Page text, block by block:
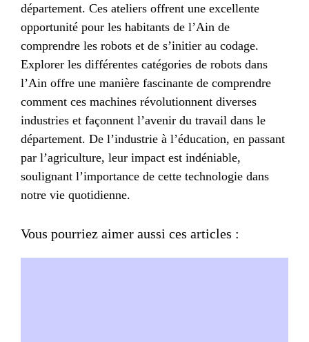
département. Ces ateliers offrent une excellente
opportunité pour les habitants de l’Ain de
comprendre les robots et de s’initier au codage.
Explorer les différentes catégories de robots dans
l’Ain offre une manière fascinante de comprendre
comment ces machines révolutionnent diverses
industries et façonnent l’avenir du travail dans le
département. De l’industrie à l’éducation, en passant
par l’agriculture, leur impact est indéniable,
soulignant l’importance de cette technologie dans
notre vie quotidienne.
Vous pourriez aimer aussi ces articles :